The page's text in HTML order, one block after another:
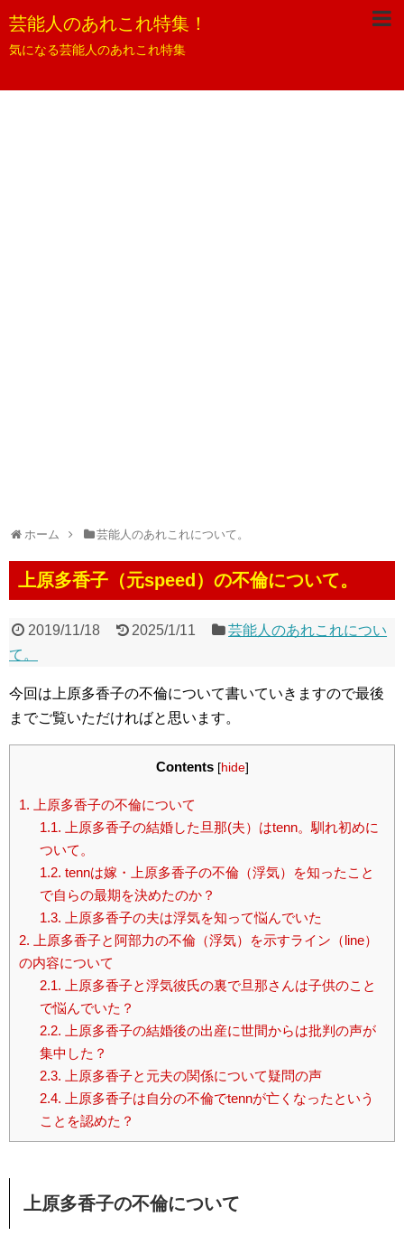
芸能人のあれこれ特集！
気になる芸能人のあれこれ特集
ホーム 芸能人のあれこれについて。
上原多香子（元speed）の不倫について。
2019/11/18 2025/1/11
芸能人のあれこれについ
て。
今回は上原多香子の不倫について書いていきますので最後
までご覧いただければと思います。
Contents [hide]
1. 上原多香子の不倫について
1.1. 上原多香子の結婚した旦那(夫）はtenn。馴れ初めに
ついて。
1.2. tennは嫁・上原多香子の不倫（浮気）を知ったこと
で自らの最期を決めたのか？
1.3. 上原多香子の夫は浮気を知って悩んでいた
2. 上原多香子と阿部力の不倫（浮気）を示すライン（line）
の内容について
2.1. 上原多香子と浮気彼氏の裏で旦那さんは子供のこと
で悩んでいた？
2.2. 上原多香子の結婚後の出産に世間からは批判の声が
集中した？
2.3. 上原多香子と元夫の関係について疑問の声
2.4. 上原多香子は自分の不倫でtennが亡くなったという
ことを認めた？
上原多香子の不倫について